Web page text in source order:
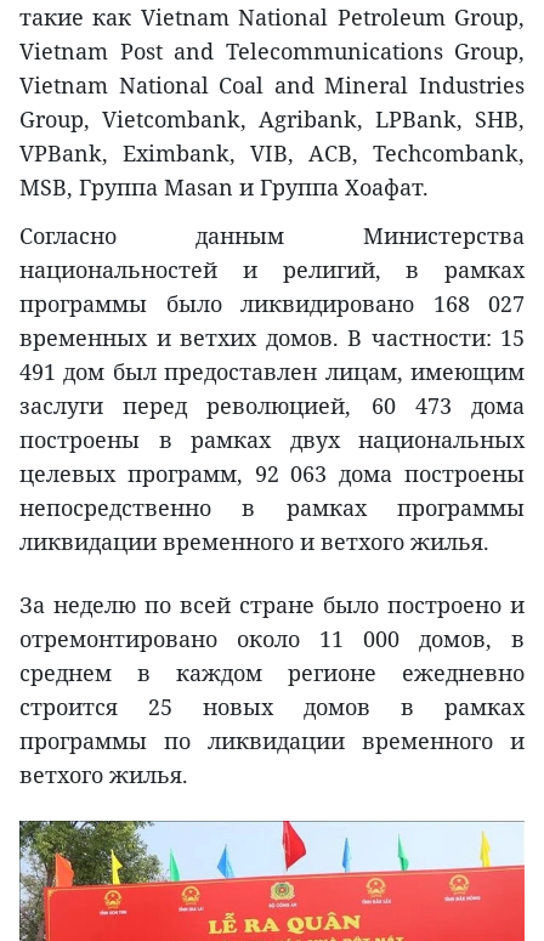
такие как Vietnam National Petroleum Group,
Vietnam Post and Telecommunications Group,
Vietnam National Coal and Mineral Industries
Group, Vietcombank, Agribank, LPBank, SHB,
VPBank, Eximbank, VIB, ACB, Techcombank,
MSB, Группа Masan и Группа Хоафат.
Согласно данным Министерства
национальностей и религий, в рамках
программы было ликвидировано 168 027
временных и ветхих домов. В частности: 15
491 дом был предоставлен лицам, имеющим
заслуги перед революцией, 60 473 дома
построены в рамках двух национальных
целевых программ, 92 063 дома построены
непосредственно в рамках программы
ликвидации временного и ветхого жилья.
За неделю по всей стране было построено и
отремонтировано около 11 000 домов, в
среднем в каждом регионе ежедневно
строится 25 новых домов в рамках
программы по ликвидации временного и
ветхого жилья.